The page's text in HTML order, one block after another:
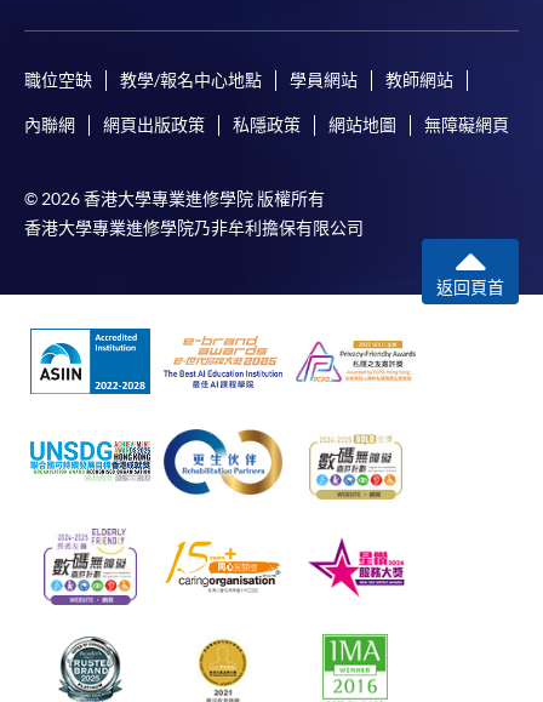
職位空缺 教學/報名中心地點 學員網站 教師網站
內聯網 網頁出版政策 私隱政策 網站地圖 無障礙網頁
© 2026 香港大學專業進修學院 版權所有
香港大學專業進修學院乃非牟利擔保有限公司
返回頁首